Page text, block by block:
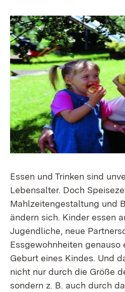
Essen und Trinken sind
Lebensalter. Doch
Mahlzeitengestaltung und
ändern sich. Kinder essen
Jugendliche, neue
Essgewohnheiten
Geburt eines Kindes. Und
nicht nur durch die Größe
sondern z. B. auch durch